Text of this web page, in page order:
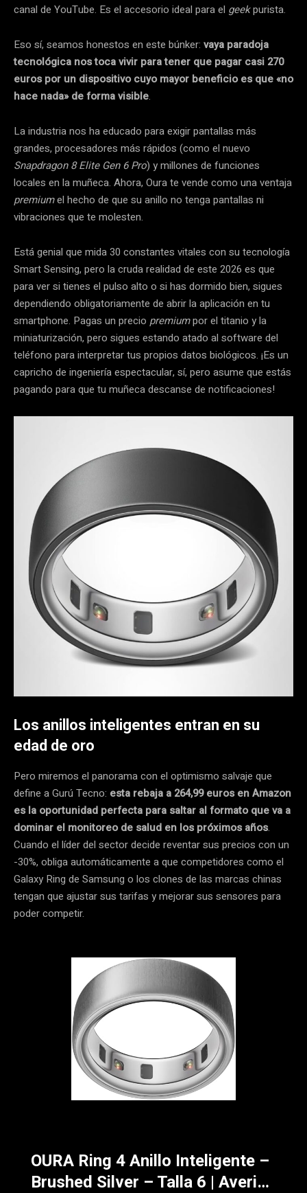
canal de YouTube. Es el accesorio ideal para el geekpurista.
Eso sí, seamos honestos en este búnker: vaya paradoja
tecnológica nos toca vivir para tener que pagar casi 270
euros por un dispositivo cuyo mayor beneficio es que «no
hace nada» de forma visible.
La industria nos ha educado para exigir pantallas más
grandes, procesadores más rápidos (como el nuevo
Snapdragon 8 Elite Gen 6 Pro) y millones de funciones
locales en la muñeca. Ahora, Oura te vende como una ventaja
premiumel hecho de que su anillo no tenga pantallas ni
vibraciones que te molesten.
Está genial que mida 30 constantes vitales con su tecnología
Smart Sensing, pero la cruda realidad de este 2026 es que
para ver si tienes el pulso alto o si has dormido bien, sigues
dependiendo obligatoriamente de abrir la aplicación en tu
smartphone. Pagas un precio premiumpor el titanio y la
miniaturización, pero sigues estando atado al software del
teléfono para interpretar tus propios datos biológicos. ¡Es un
capricho de ingeniería espectacular, sí, pero asume que estás
pagando para que tu muñeca descanse de notificaciones!
Los anillos inteligentes entran en su
edad de oro
Pero miremos el panorama con el optimismo salvaje que
define a Gurú Tecno: esta rebaja a 264,99 euros en Amazon
es la oportunidad perfecta para saltar al formato que va a
dominar el monitoreo de salud en los próximos años.
Cuando el líder del sector decide reventar sus precios con un
-30%, obliga automáticamente a que competidores como el
Galaxy Ring de Samsung o los clones de las marcas chinas
tengan que ajustar sus tarifas y mejorar sus sensores para
poder competir.
OURA Ring 4 Anillo Inteligente –
Brushed Silver – Talla 6 | Averi…